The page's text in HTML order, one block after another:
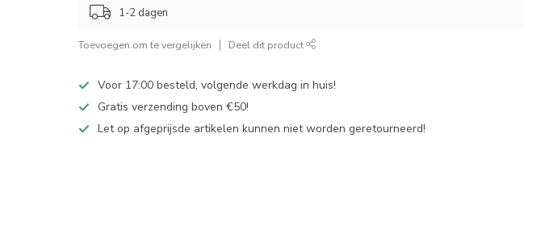
1-2 dagen
Toevoegen om te vergelijken Deel dit product
Voor 17:00 besteld, volgende werkdag in huis!
Gratis verzending boven €50!
Let op afgeprijsde artikelen kunnen niet worden geretourneerd!